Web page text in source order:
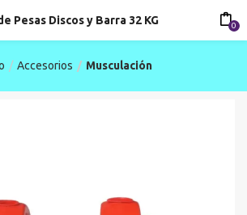
Pesas Discos y Barra 32 KG 0
Accesorios Musculación